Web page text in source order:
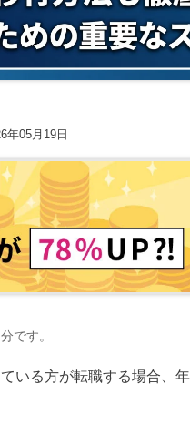
税理士法人の動画はこちら
ミナー
年05月19日
です。
いる方が転職する場合、